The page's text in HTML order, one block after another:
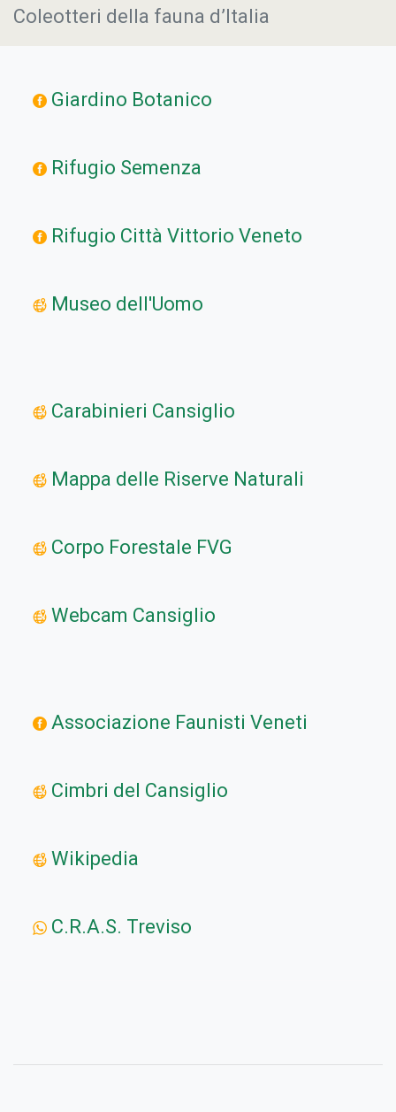
Coleotteri della fauna d’Italia
Giardino Botanico
Rifugio Semenza
Rifugio Città Vittorio Veneto
Museo dell'Uomo
Carabinieri Cansiglio
Mappa delle Riserve Naturali
Corpo Forestale FVG
Webcam Cansiglio
Associazione Faunisti Veneti
Cimbri del Cansiglio
Wikipedia
C.R.A.S. Treviso